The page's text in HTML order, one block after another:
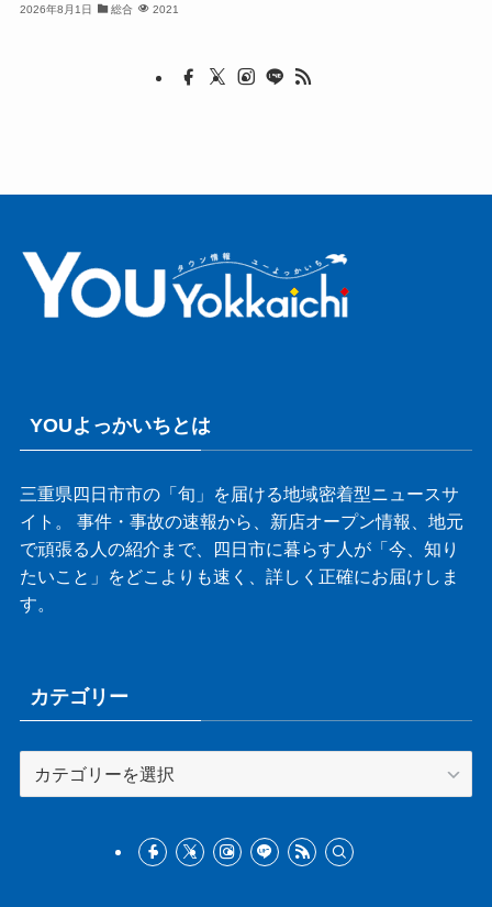
2026年8月1日 総合 2021
YOUよっかいちとは
三重県四日市市の「旬」を届ける地域密着型ニュースサ
イト。 事件・事故の速報から、新店オープン情報、地元
で頑張る人の紹介まで、四日市に暮らす人が「今、知り
たいこと」をどこよりも速く、詳しく正確にお届けしま
す。
カテゴリー
テ